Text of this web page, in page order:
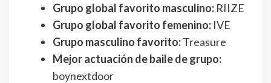
Grupo global favorito masculino: RIIZE
Grupo global favorito femenino: IVE
Grupo masculino favorito:Treasure
Mejor actuación de baile de grupo:
boynextdoor